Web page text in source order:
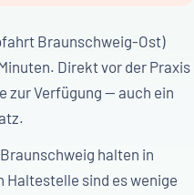
Braunschweig-Ost)
Direkt vor der Praxis
zur Verfügung — auch ein
halten in
Haltestelle sind es wenige